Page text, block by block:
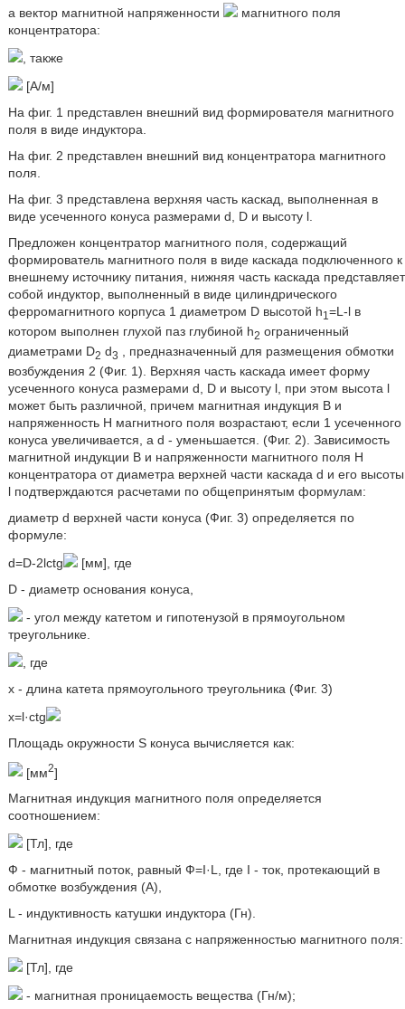
а вектор магнитной напряженности
магнитного поля
концентратора:
, также
[А/м]
На фиг. 1 представлен внешний вид формирователя магнитного
поля в виде индуктора.
На фиг. 2 представлен внешний вид концентратора магнитного
поля.
На фиг. 3 представлена верхняя часть каскад, выполненная в
виде усеченного конуса размерами d, D и высоту l.
Предложен концентратор магнитного поля, содержащий
формирователь магнитного поля в виде каскада подключенного к
внешнему источнику питания, нижняя часть каскада представляет
собой индуктор, выполненный в виде цилиндрического
ферромагнитного корпуса 1 диаметром D высотой h1 =L-l в
котором выполнен глухой паз глубиной h2 ограниченный
диаметрами D2 d3
, предназначенный для размещения обмотки
возбуждения 2 (Фиг. 1). Верхняя часть каскада имеет форму
усеченного конуса размерами d, D и высоту l, при этом высота l
может быть различной, причем магнитная индукция B и
напряженность H магнитного поля возрастают, если 1 усеченного
конуса увеличивается, а d - уменьшается. (Фиг. 2). Зависимость
магнитной индукции B и напряженности магнитного поля H
концентратора от диаметра верхней части каскада d и его высоты
l подтверждаются расчетами по общепринятым формулам:
диаметр d верхней части конуса (Фиг. 3) определяется по
формуле:
d=D-2lctg
[мм], где
D - диаметр основания конуса,
- угол между катетом и гипотенузой в прямоугольном
треугольнике.
, где
x - длина катета прямоугольного треугольника (Фиг. 3)
x=l·ctg
Площадь окружности S конуса вычисляется как:
[мм2]
Магнитная индукция магнитного поля определяется
соотношением:
[Тл], где
Ф - магнитный поток, равный Ф=I·L, где I - ток, протекающий в
обмотке возбуждения (А),
L - индуктивность катушки индуктора (Гн).
Магнитная индукция связана с напряженностью магнитного поля:
[Тл], где
- магнитная проницаемость вещества (Гн/м);